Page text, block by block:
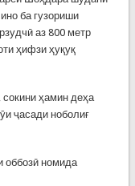
ба гузориши
аз 800 метр
ҳифзи ҳуқуқ
ҳамин деҳа
ҷасади ноболиғ
оббозӣ номида